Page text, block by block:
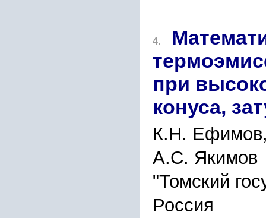
4.
при
конуса,
К.Н.
А.С. Якимов
"Томский
Россия